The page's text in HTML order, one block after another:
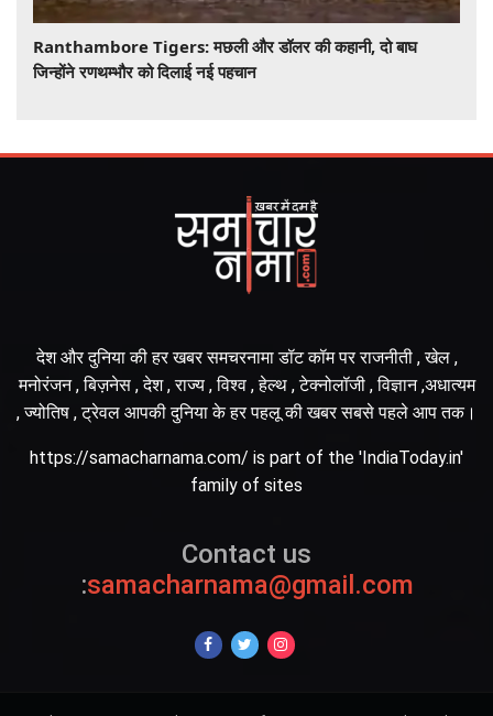
Ranthambore Tigers: मछली और डॉलर की कहानी, दो बाघ
जिन्होंने रणथम्भौर को दिलाई नई पहचान
देश और दुनिया की हर खबर समचरनामा डॉट कॉम पर राजनीती , खेल ,
मनोरंजन , बिज़नेस , देश , राज्य , विश्व , हेल्थ , टेक्नोलॉजी , विज्ञान ,अधात्यम
, ज्योतिष , ट्रेवल आपकी दुनिया के हर पहलू की खबर सबसे पहले आप तक।
https://samacharnama.com/ is part of the 'IndiaToday.in'
family of sites
Contact us
:samacharnama@gmail.com